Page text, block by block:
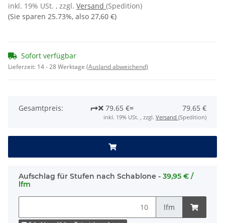
inkl. 19% USt. , zzgl. Versand (Spedition)
(Sie sparen 25.73%, also 27,60 €)
Sofort verfügbar
Lieferzeit: 14 - 28 Werktage (Ausland abweichend)
Gesamtpreis: 79.65 €= 79.65 €
inkl. 19% USt. , zzgl. Versand (Spedition)
Aufschlag für Stufen nach Schablone - 39,95 € /
lfm
lfm